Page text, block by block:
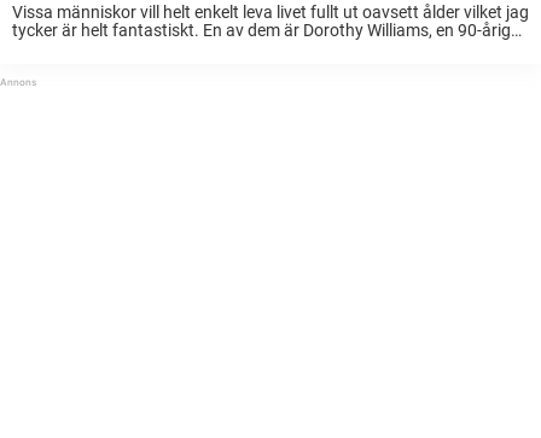
Vissa människor vill helt enkelt leva livet fullt ut oavsett ålder vilket jag
tycker är helt fantastiskt. En av dem är Dorothy Williams, en 90-årig